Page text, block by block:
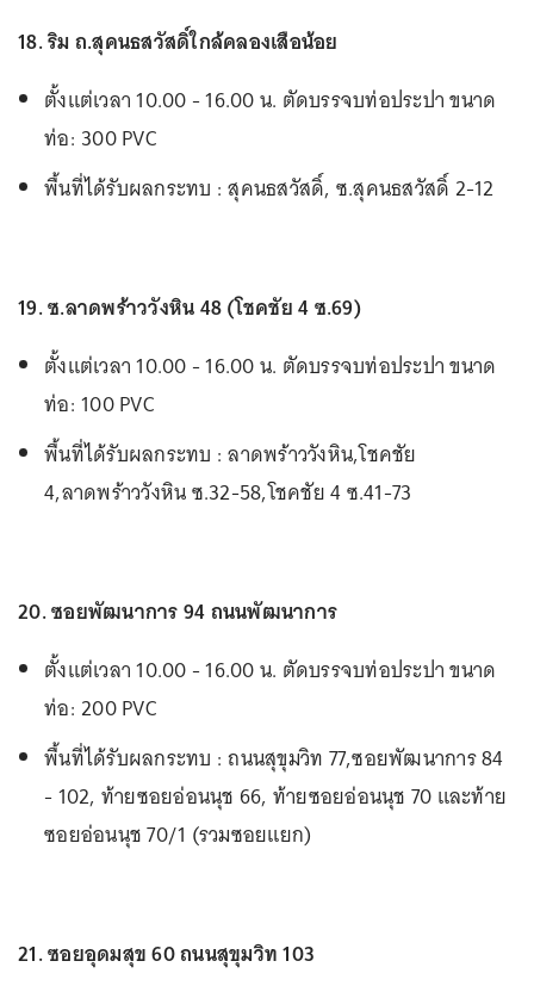
18. ริม ถ.สุคนธสวัสดิ์ใกล้คลองเสือน้อย
ตั้งแต่เวลา 10.00 - 16.00 น. ตัดบรรจบท่อประปา ขนาด
ท่อ: 300 PVC
พื้นที่ได้รับผลกระทบ : สุคนธสวัสดิ์, ซ.สุคนธสวัสดิ์ 2-12
19. ซ.ลาดพร้าววังหิน 48 (โชคชัย 4 ซ.69)
ตั้งแต่เวลา 10.00 - 16.00 น. ตัดบรรจบท่อประปา ขนาด
ท่อ: 100 PVC
พื้นที่ได้รับผลกระทบ : ลาดพร้าววังหิน,โชคชัย
4,ลาดพร้าววังหิน ซ.32-58,โชคชัย 4 ซ.41-73
20. ซอยพัฒนาการ 94 ถนนพัฒนาการ
ตั้งแต่เวลา 10.00 - 16.00 น. ตัดบรรจบท่อประปา ขนาด
ท่อ: 200 PVC
พื้นที่ได้รับผลกระทบ : ถนนสุขุมวิท 77,ซอยพัฒนาการ 84
- 102, ท้ายซอยอ่อนนุช 66, ท้ายซอยอ่อนนุช 70 และท้าย
ซอยอ่อนนุช 70/1 (รวมซอยแยก)
21. ซอยอุดมสุข 60 ถนนสุขุมวิท 103